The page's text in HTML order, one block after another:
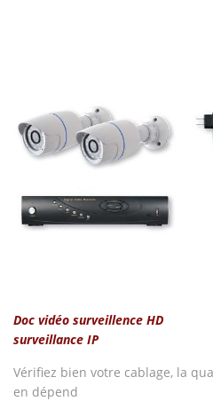
Doc vidéo surveillence HD
surveillance IP
Vérifiez bien votre cablage, la
en dépend